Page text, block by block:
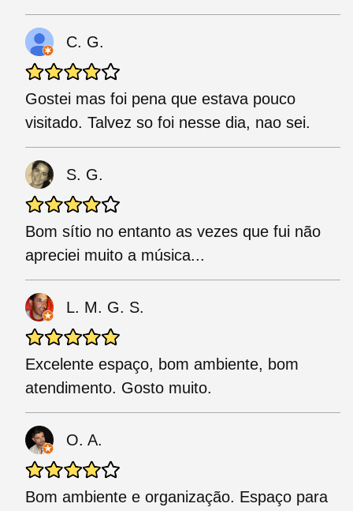
C. G.
Gostei mas foi pena que estava pouco
visitado. Talvez so foi nesse dia, nao sei.
S. G.
Bom sítio no entanto as vezes que fui não
apreciei muito a música...
L. M. G. S.
Excelente espaço, bom ambiente, bom
atendimento. Gosto muito.
O. A.
Bom ambiente e organização. Espaço para